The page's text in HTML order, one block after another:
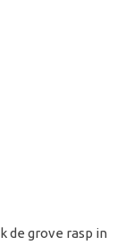
de grove rasp in